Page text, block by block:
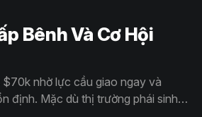
Bênh Và Cơ Hội
nhờ lực cầu giao ngay và
định. Mặc dù thị trường phái sinh